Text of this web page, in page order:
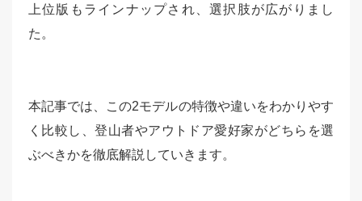
上位版もラインナップされ、選択肢が広がりまし
た。
本記事では、この2モデルの特徴や違いをわかりやす
く比較し、登山者やアウトドア愛好家がどちらを選
ぶべきかを徹底解説していきます。